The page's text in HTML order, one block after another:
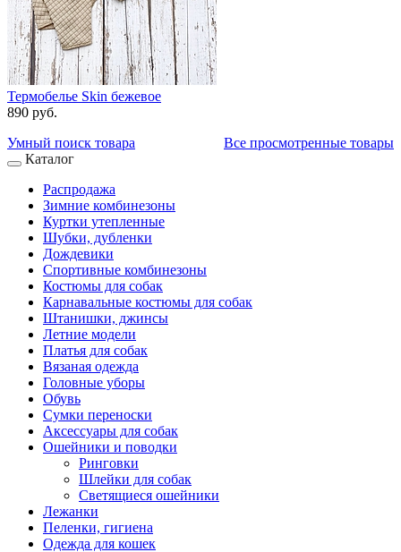
Термобелье Skin бежевое
890 руб.
Все просмотренные товары
Умный поиск товара
Каталог
Распродажа
Зимние комбинезоны
Куртки утепленные
Шубки, дубленки
Дождевики
Спортивные комбинезоны
Костюмы для собак
Карнавальные костюмы для собак
Штанишки, джинсы
Летние модели
Платья для собак
Вязаная одежда
Головные уборы
Обувь
Сумки переноски
Аксессуары для собак
Ошейники и поводки
Ринговки
Шлейки для собак
Светящиеся ошейники
Лежанки
Пеленки, гигиена
Одежда для кошек